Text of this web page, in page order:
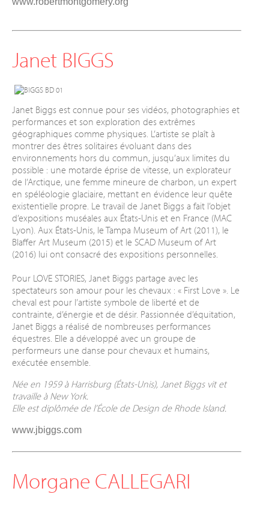
Janet BIGGS
Janet Biggs est connue pour ses vidéos, photographies et
performances et son exploration des extrêmes
géographiques comme physiques. L’artiste se plaît à
montrer des êtres solitaires évoluant dans des
environnements hors du commun, jusqu’aux limites du
possible : une motarde éprise de vitesse, un explorateur
de l’Arctique, une femme mineure de charbon, un expert
en spéléologie glaciaire, mettant en évidence leur quête
existentielle propre. Le travail de Janet Biggs a fait l’objet
d’expositions muséales aux États-Unis et en France (MAC
Lyon). Aux États-Unis, le Tampa Museum of Art (2011), le
Blaffer Art Museum (2015) et le SCAD Museum of Art
(2016) lui ont consacré des expositions personnelles.
Pour LOVE STORIES, Janet Biggs partage avec les
spectateurs son amour pour les chevaux : « First Love ». Le
cheval est pour l’artiste symbole de liberté et de
contrainte, d’énergie et de désir. Passionnée d’équitation,
Janet Biggs a réalisé de nombreuses performances
équestres. Elle a développé avec un groupe de
performeurs une danse pour chevaux et humains,
exécutée ensemble.
Née en 1959 à Harrisburg (États-Unis), Janet Biggs vit et
travaille à New York.
Elle est diplômée de l’École de Design de Rhode Island.
www.jbiggs.com
Morgane CALLEGARI